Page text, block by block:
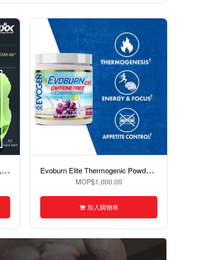
B
MXX Ashwagandha – KSM-66®,南非醉茄 60 Capsules E
voburn Elite Thermogenic Powder - Caffeine Free脂肪代謝粉（無咖啡因）,30份
MOP$1,000.00
加入購物車